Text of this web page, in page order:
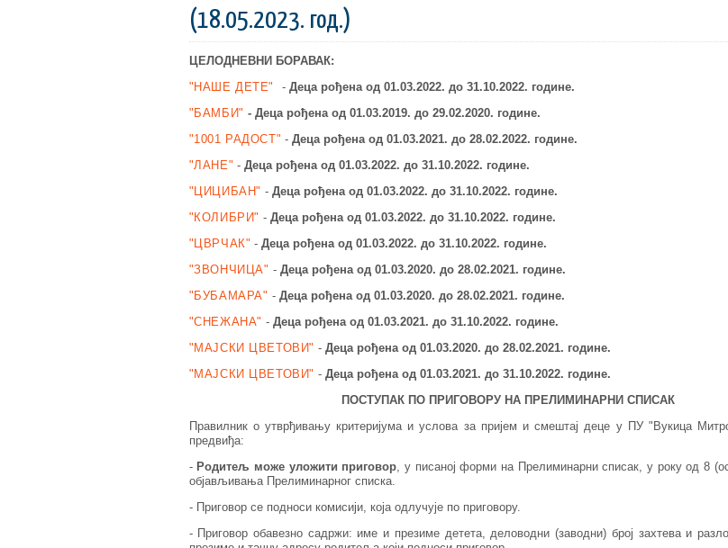
(18.05.2023. год.)
ЦЕЛОДНЕВНИ БОРАВАК:
"НАШЕ ДЕТЕ"
- Деца рођена од 01.03.2022. до 31.10.2022. године.
"БАМБИ" - Деца рођена од 01.03.2019. до 29.02.2020. године.
"1001 РАДОСТ" -Деца рођена од 01.03.2021.до 28.02.2022. године.
"ЛАНЕ" -Деца рођена од 01.03.2022.до 31.10.2022. године.
"ЦИЦИБАН" - Деца рођена од 01.03.2022. до 31.10.2022. године.
"КОЛИБРИ" - Деца рођена од 01.03.2022. до 31.10.2022. године.
"ЦВРЧАК" -Деца рођена од 01.03.2022. до 31.10.2022. године.
"ЗВОНЧИЦА" - Деца рођена од 01.03.2020. до 28.02.2021. године.
"БУБАМАРА" - Деца рођена од 01.03.2020. до 28.02.2021. године.
"СНЕЖАНА" - Деца рођена од 01.03.2021. до 31.10.2022. године.
"МАЈСКИ ЦВЕТОВИ" -Деца рођена од 01.03.2020. до 28.02.2021. године.
"МАЈСКИ ЦВЕТОВИ" -Деца рођена од 01.03.2021. до 31.10.2022. године.
ПОСТУПАК ПО ПРИГОВОРУ НА ПРЕЛИМИНАРНИ СПИСАК
Правилник о утврђивању критеријума и услова за пријем и смештај деце у ПУ "Вукица
предвиђа:
- Родитељ може уложити приговор, у писаној форми на Прелиминарни списак, у року од 8
објављивања Прелиминарног списка.
- Приговор се подноси комисији, која одлучује по приговору.
- Приговор обавезно садржи: име и презиме детета, деловодни (заводни) број захтева и